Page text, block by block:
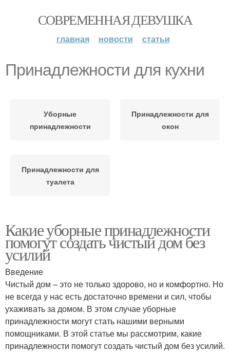
СОВРЕМЕННАЯ ДЕВУШКА
главная новости статьи
Принадлежности для кухни
Уборные
принадлежности
Принадлежности для
окон
Принадлежности для
туалета
Какие уборные принадлежности
помогут создать чистый дом без
усилий
Введение
Чистый дом – это не только здорово, но и комфортно. Но
не всегда у нас есть достаточно времени и сил, чтобы
ухаживать за домом. В этом случае уборные
принадлежности могут стать нашими верными
помощниками. В этой статье мы рассмотрим, какие
принадлежности помогут создать чистый дом без усилий.